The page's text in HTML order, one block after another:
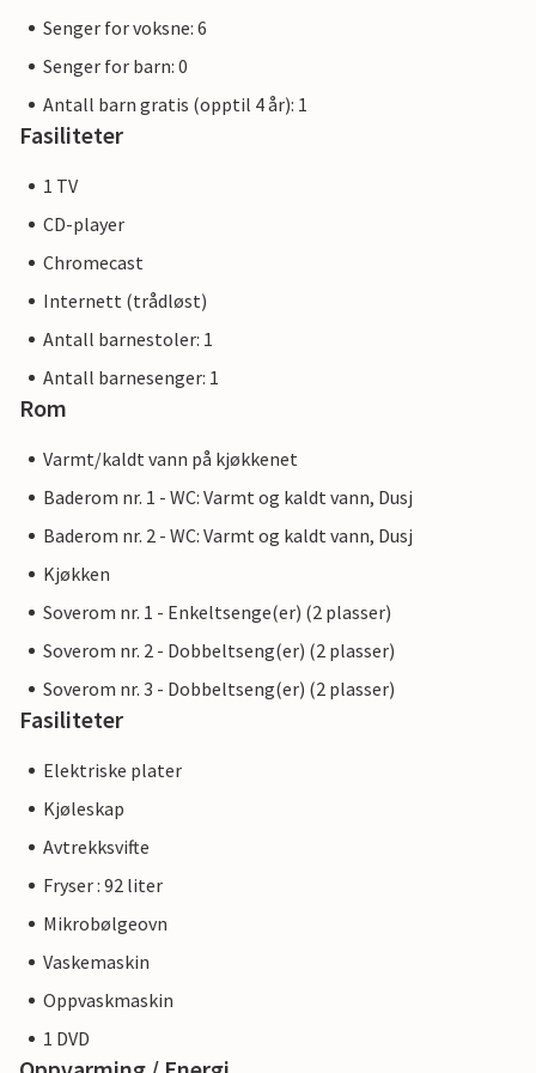
Senger for voksne: 6
Senger for barn: 0
Antall barn gratis (opptil 4 år): 1
Fasiliteter
1 TV
CD-player
Chromecast
Internett (trådløst)
Antall barnestoler: 1
Antall barnesenger: 1
Rom
Varmt/kaldt vann på kjøkkenet
Baderom nr. 1 - WC: Varmt og kaldt vann, Dusj
Baderom nr. 2 - WC: Varmt og kaldt vann, Dusj
Kjøkken
Soverom nr. 1 - Enkeltsenge(er) (2 plasser)
Soverom nr. 2 - Dobbeltseng(er) (2 plasser)
Soverom nr. 3 - Dobbeltseng(er) (2 plasser)
Fasiliteter
Elektriske plater
Kjøleskap
Avtrekksvifte
Fryser : 92 liter
Mikrobølgeovn
Vaskemaskin
Oppvaskmaskin
1 DVD